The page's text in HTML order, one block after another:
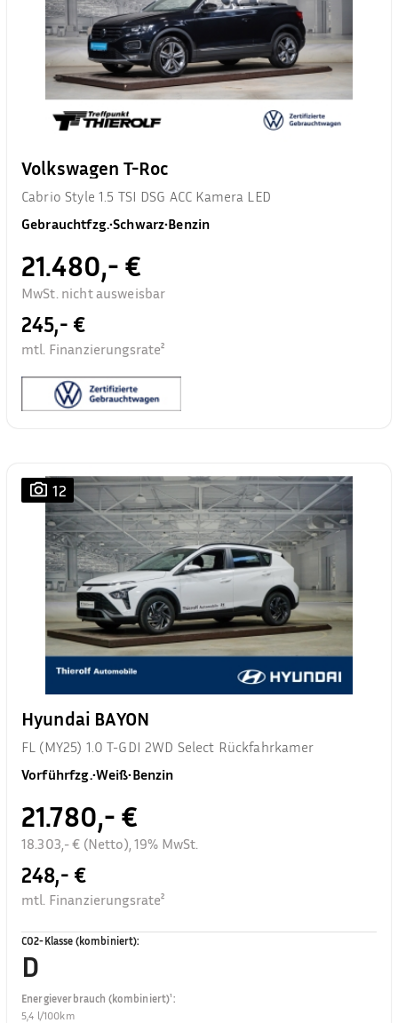
Volkswagen T-Roc
Cabrio Style 1.5 TSI DSG ACC Kamera LED
Gebrauchtfzg.•Schwarz•Benzin
21.480,- €
MwSt. nicht ausweisbar
245,- €
mtl. Finanzierungsrate²
12
Hyundai BAYON
FL (MY25) 1.0 T-GDI 2WD Select Rückfahrkamer
Vorführfzg.•Weiß•Benzin
21.780,- €
18.303,- € (Netto), 19% MwSt.
248,- €
mtl. Finanzierungsrate²
CO2-Klasse (kombiniert):
D
Energieverbrauch (kombiniert)¹:
5,4 l/100km